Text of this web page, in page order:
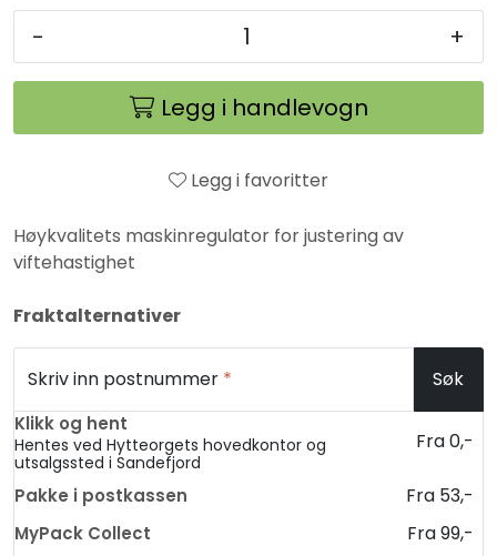
- +
Legg i handlevogn
Legg i favoritter
Høykvalitets maskinregulator for justering av
viftehastighet
Fraktalternativer
Skriv inn postnummer * Søk
Klikk og hent
Hentes ved Hytteorgets hovedkontor og
utsalgssted i Sandefjord
Fra 0,-
Pakke i postkassen Fra 53,-
MyPack Collect Fra 99,-